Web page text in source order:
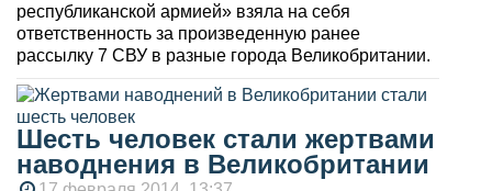
республиканской армией» взяла на себя
ответственность за произведенную ранее
рассылку 7 СВУ в разные города Великобритании.
Шесть человек стали жертвами
наводнения в Великобритании